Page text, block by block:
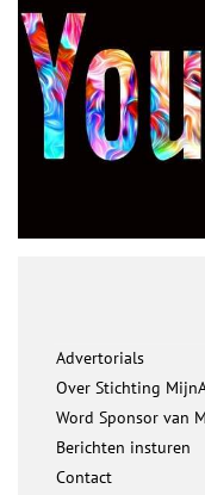
Advertorials
Over Stichting
Word Sponsor van
Berichten insturen
Contact